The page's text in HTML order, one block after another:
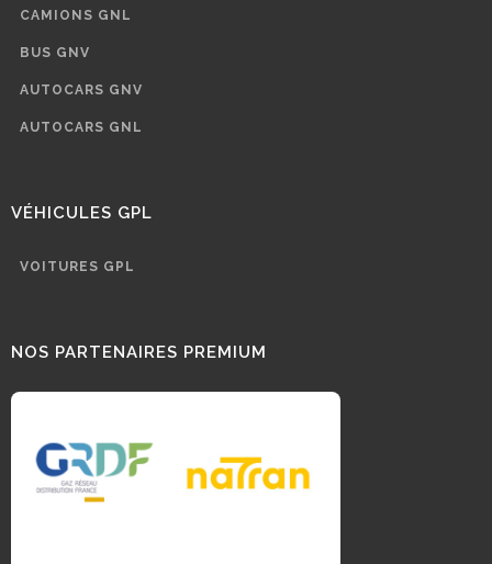
CAMIONS GNL
BUS GNV
AUTOCARS GNV
AUTOCARS GNL
VÉHICULES GPL
VOITURES GPL
NOS PARTENAIRES PREMIUM